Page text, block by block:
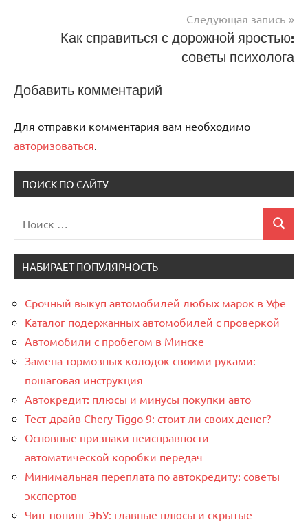
Следующая запись
Как справиться с дорожной яростью:
советы психолога
Добавить комментарий
Для отправки комментария вам необходимо
авторизоваться
ПОИСК ПО САЙТУ
для:
Поиск
НАБИРАЕТ ПОПУЛЯРНОСТЬ
Срочный выкуп автомобилей любых марок в Уфе
Каталог подержанных автомобилей с проверкой
Автомобили с пробегом в Минске
Замена тормозных колодок своими руками:
пошаговая инструкция
Автокредит: плюсы и минусы покупки авто
Тест-драйв Chery Tiggo 9: стоит ли своих денег?
Основные признаки неисправности
автоматической коробки передач
Минимальная переплата по автокредиту: советы
экспертов
Чип-тюнинг ЭБУ: главные плюсы и скрытые